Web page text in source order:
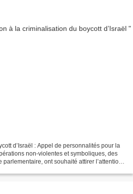
d’Israël : Appel de personnalités pour la
non-violentes et symboliques, des
ont souhaité attirer l’attention